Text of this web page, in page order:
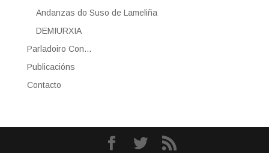
Andanzas do Suso de Lameliña
DEMIURXIA
Parladoiro Con…
Publicacións
Contacto